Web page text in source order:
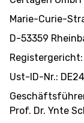
Marie-Curie-
D-53359
Registergericht:
Ust-ID-Nr.:
Prof. Dr. Ynte